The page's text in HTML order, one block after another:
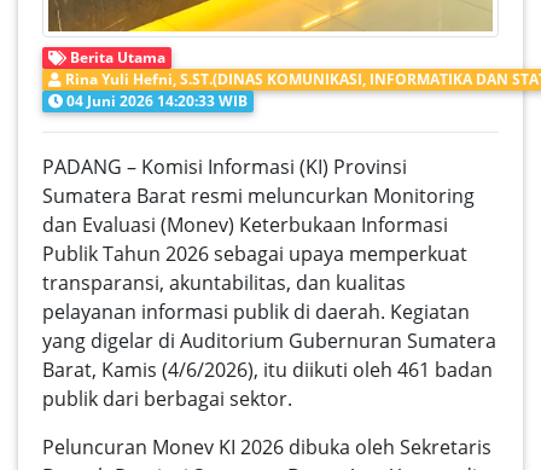
Berita Utama
Rina Yuli Hefni, S.ST.(DINAS KOMUNIKASI, INFORMATIKA DAN
04 Juni 2026 14:20:33 WIB
PADANG – Komisi Informasi (KI) Provinsi
Sumatera Barat resmi meluncurkan Monitoring
dan Evaluasi (Monev) Keterbukaan Informasi
Publik Tahun 2026 sebagai upaya memperkuat
transparansi, akuntabilitas, dan kualitas
pelayanan informasi publik di daerah. Kegiatan
yang digelar di Auditorium Gubernuran Sumatera
Barat, Kamis (4/6/2026), itu diikuti oleh 461 badan
publik dari berbagai sektor.
Peluncuran Monev KI 2026 dibuka oleh Sekretaris